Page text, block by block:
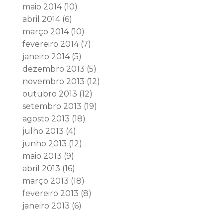
maio 2014(10)
abril 2014(6)
março 2014(10)
fevereiro 2014(7)
janeiro 2014(5)
dezembro 2013 (5)
novembro 2013 (12)
outubro 2013 (12)
setembro 2013 (19)
agosto 2013 (18)
julho 2013 (4)
junho 2013 (12)
maio 2013 (9)
abril 2013 (16)
março 2013 (18)
fevereiro 2013 (8)
janeiro 2013 (6)